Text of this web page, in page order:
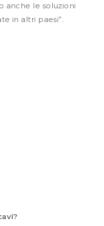
anche le soluzioni
in altri paesi”.